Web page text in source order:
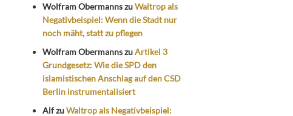
Wolfram ObermannszuWaltrop als
Negativbeispiel: Wenn die Stadt nur
noch mäht, statt zu pflegen
Wolfram ObermannszuArtikel 3
Grundgesetz: Wie die SPD den
islamistischen Anschlag auf den CSD
Berlin instrumentalisiert
AlfzuWaltrop als Negativbeispiel: